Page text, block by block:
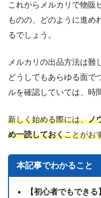
これからメルカリで物販
ものの、どのように進め
るでしょう。
メルカリの出品方法は難
どうしてもあらゆる面で
ルを確認していては、時
新しく始める際には、ノ
め一読しておくことがお
本記事でわかること
【初心者でもでき